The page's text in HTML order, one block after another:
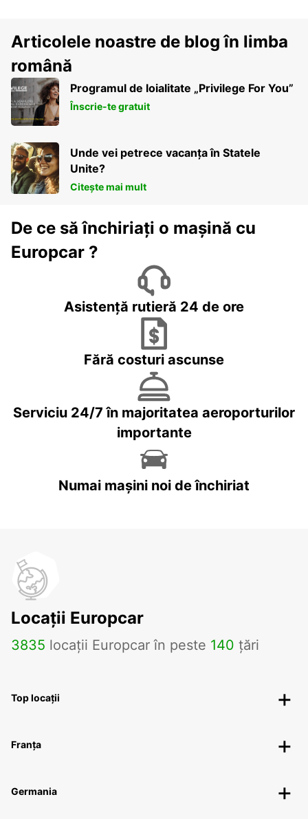
Articolele noastre de blog în limba
română
Programul de loialitate „Privilege For You”
Înscrie-te gratuit
Unde vei petrece vacanța în Statele
Unite?
Citește mai mult
De ce să închiriați o mașină cu
Europcar ?
Asistență rutieră 24 de ore
Fără costuri ascunse
Serviciu 24/7 în majoritatea aeroporturilor
importante
Numai mașini noi de închiriat
Locații Europcar
3835 locații Europcar în peste 140 țări
Top locații
Franța
Germania